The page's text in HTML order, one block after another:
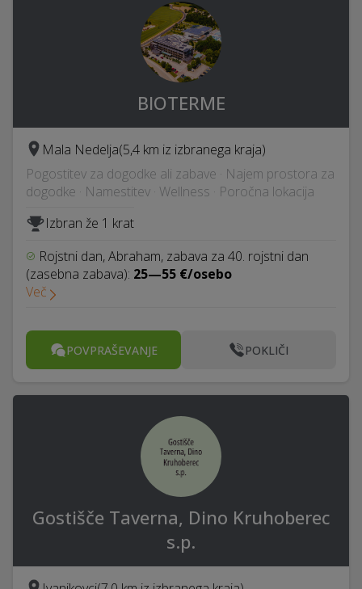
BIOTERME
Mala Nedelja(5,4 km iz izbranega kraja)
Pogostitev za dogodke ali zabave · Najem prostora za
dogodke · Namestitev · Wellness · Poročna lokacija
Izbran že 1 krat
Rojstni dan, Abraham, zabava za 40. rojstni dan
(zasebna zabava): 25—55 €/osebo
Več
POVPRAŠEVANJE POKLIČI
Gostišče Taverna, Dino Kruhoberec
s.p.